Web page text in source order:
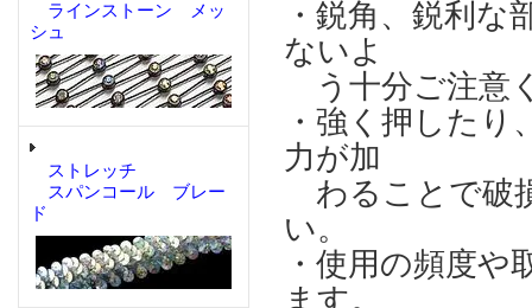
ラインストーン メッ
シュ
ストレッチ
スパンコール ブレー
ド
・鋭角、鋭利
ないよ
う十分ご注意
・強く押した
力が加
わることで破
い。
・使用の頻度
ます。